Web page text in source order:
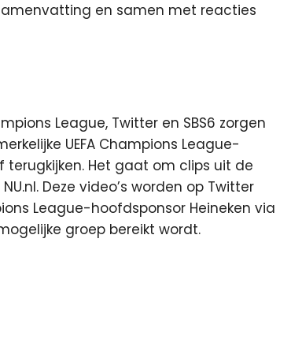
en samen met reacties
League, Twitter en SBS6 zorgen
UEFA Champions League-
Het gaat om clips uit de
Deze video’s worden op Twitter
League-hoofdsponsor Heineken via
groep bereikt wordt.